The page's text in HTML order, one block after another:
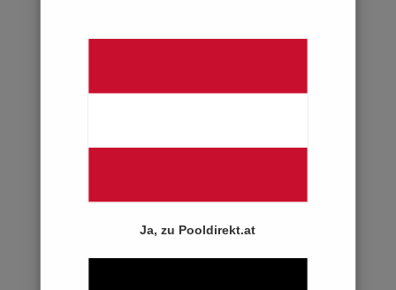
Ja, zu Pooldirekt.at
Newsletter
Versand und Zahlungsbedingungen